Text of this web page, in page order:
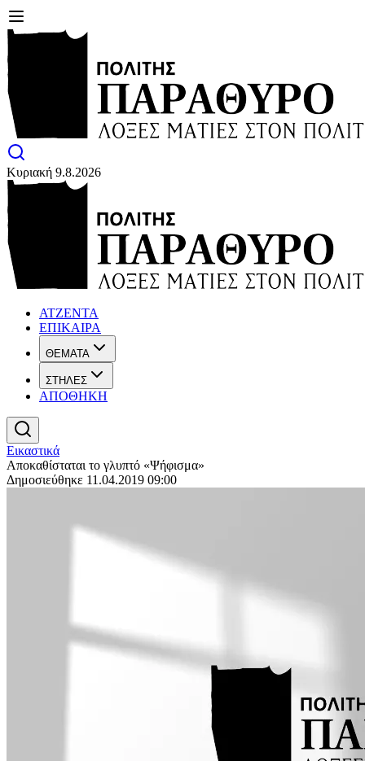
Κυριακή 9.8.2026
ΑΤΖΕΝΤΑ
ΕΠΙΚΑΙΡΑ
ΘΕΜΑΤΑ
ΣΤΗΛΕΣ
ΑΠΟΘΗΚΗ
Εικαστικά
Αποκαθίσταται το γλυπτό «Ψήφισμα»
Δημοσιεύθηκε 11.04.2019 09:00